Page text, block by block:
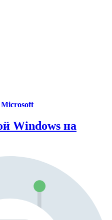
Microsoft
Windows на